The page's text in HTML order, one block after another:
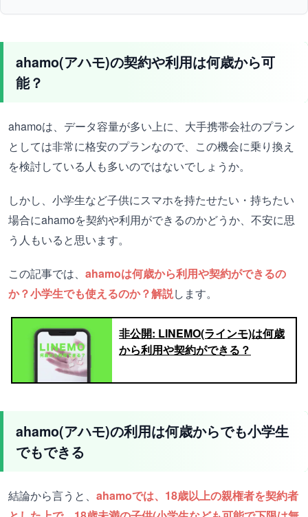
ahamo(アハモ)の契約や利用は何歳から可
能？
ahamoは、データ容量が多い上に、大手携帯会社のプラン
としては非常に格安のプランなので、この機会に乗り換え
を検討している人も多いのではないでしょうか。
しかし、小学生など子供にスマホを持たせたい・持ちたい
場合にahamoを契約や利用ができるのかどうか、不安に思
う人もいると思います。
この記事では、 ahamoは何歳から利用や契約ができるの
か？小学生でも使えるのか？解説します。
非公開: LINEMO(ラインモ)は何歳
から利用や契約ができる？
ahamo(アハモ)の利用は何歳からでも小学生
でもできる
結論から言うと、 ahamoでは、18歳以上の親権者を契約者